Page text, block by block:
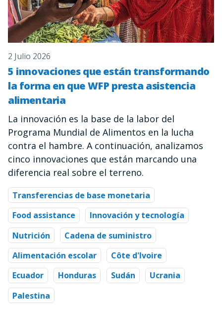
2 Julio 2026
5 innovaciones que están transformando
la forma en que WFP presta asistencia
alimentaria
La innovación es la base de la labor del
Programa Mundial de Alimentos en la lucha
contra el hambre. A continuación, analizamos
cinco innovaciones que están marcando una
diferencia real sobre el terreno.
Transferencias de base monetaria
Food assistance
Innovación y tecnología
Nutrición
Cadena de suministro
Alimentación escolar
Côte d'Ivoire
Ecuador
Honduras Sudán
Ucrania
Palestina